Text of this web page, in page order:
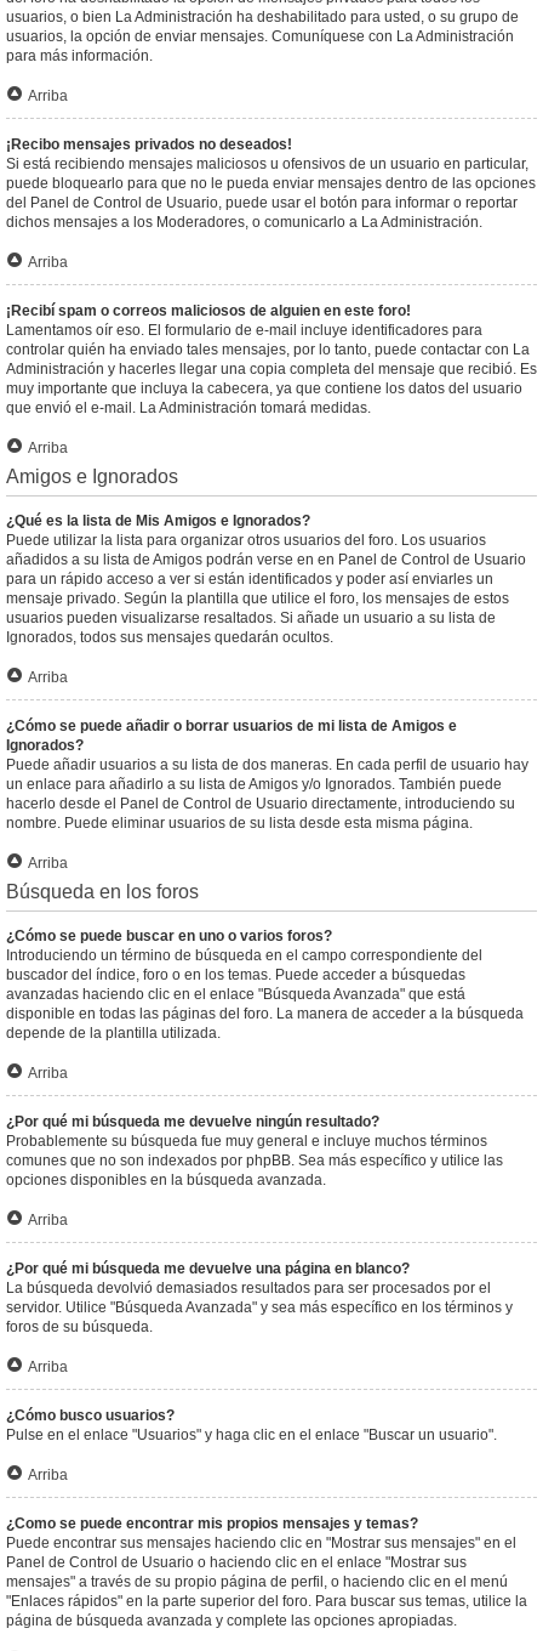
usuarios, o bien La Administración ha deshabilitado para usted, o su grupo de
usuarios, la opción de enviar mensajes. Comuníquese con La Administración
para más información.
Arriba
¡Recibo mensajes privados no deseados!
Si está recibiendo mensajes maliciosos u ofensivos de un usuario en particular,
puede bloquearlo para que no le pueda enviar mensajes dentro de las opciones
del Panel de Control de Usuario, puede usar el botón para informar o reportar
dichos mensajes a los Moderadores, o comunicarlo a La Administración.
Arriba
¡Recibí spam o correos maliciosos de alguien en este foro!
Lamentamos oír eso. El formulario de e-mail incluye identificadores para
controlar quién ha enviado tales mensajes, por lo tanto, puede contactar con La
Administración y hacerles llegar una copia completa del mensaje que recibió. Es
muy importante que incluya la cabecera, ya que contiene los datos del usuario
que envió el e-mail. La Administración tomará medidas.
Arriba
Amigos e Ignorados
¿Qué es la lista de Mis Amigos e Ignorados?
Puede utilizar la lista para organizar otros usuarios del foro. Los usuarios
añadidos a su lista de Amigos podrán verse en en Panel de Control de Usuario
para un rápido acceso a ver si están identificados y poder así enviarles un
mensaje privado. Según la plantilla que utilice el foro, los mensajes de estos
usuarios pueden visualizarse resaltados. Si añade un usuario a su lista de
Ignorados, todos sus mensajes quedarán ocultos.
Arriba
¿Cómo se puede añadir o borrar usuarios de mi lista de Amigos e
Ignorados?
Puede añadir usuarios a su lista de dos maneras. En cada perfil de usuario hay
un enlace para añadirlo a su lista de Amigos y/o Ignorados. También puede
hacerlo desde el Panel de Control de Usuario directamente, introduciendo su
nombre. Puede eliminar usuarios de su lista desde esta misma página.
Arriba
Búsqueda en los foros
¿Cómo se puede buscar en uno o varios foros?
Introduciendo un término de búsqueda en el campo correspondiente del
buscador del índice, foro o en los temas. Puede acceder a búsquedas
avanzadas haciendo clic en el enlace "Búsqueda Avanzada" que está
disponible en todas las páginas del foro. La manera de acceder a la búsqueda
depende de la plantilla utilizada.
Arriba
¿Por qué mi búsqueda me devuelve ningún resultado?
Probablemente su búsqueda fue muy general e incluye muchos términos
comunes que no son indexados por phpBB. Sea más específico y utilice las
opciones disponibles en la búsqueda avanzada.
Arriba
¿Por qué mi búsqueda me devuelve una página en blanco?
La búsqueda devolvió demasiados resultados para ser procesados por el
servidor. Utilice "Búsqueda Avanzada" y sea más específico en los términos y
foros de su búsqueda.
Arriba
¿Cómo busco usuarios?
Pulse en el enlace "Usuarios" y haga clic en el enlace "Buscar un usuario".
Arriba
¿Como se puede encontrar mis propios mensajes y temas?
Puede encontrar sus mensajes haciendo clic en "Mostrar sus mensajes" en el
Panel de Control de Usuario o haciendo clic en el enlace "Mostrar sus
mensajes" a través de su propio página de perfil, o haciendo clic en el menú
"Enlaces rápidos" en la parte superior del foro. Para buscar sus temas, utilice la
página de búsqueda avanzada y complete las opciones apropiadas.